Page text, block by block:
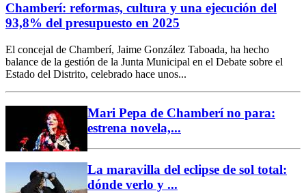
Chamberí: reformas, cultura y una ejecución del
93,8% del presupuesto en 2025
El concejal de Chamberí, Jaime González Taboada, ha hecho
balance de la gestión de la Junta Municipal en el Debate sobre el
Estado del Distrito, celebrado hace unos...
Mari Pepa de Chamberí no para:
estrena novela,...
La maravilla del eclipse de sol total:
dónde verlo y ...